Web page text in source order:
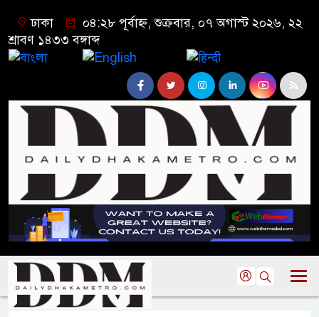
ঢাকা
০৪:২৮ পূর্বাহ্ন, শুক্রবার, ০৭ অগাস্ট ২০২৬, ২২
শ্রাবণ ১৪৩৩ বঙ্গাব্দ